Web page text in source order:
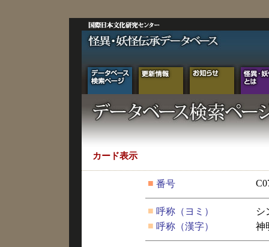
カード表示
■ 番号
■ 呼称（ヨミ）
シ
■ 呼称（漢字） 神